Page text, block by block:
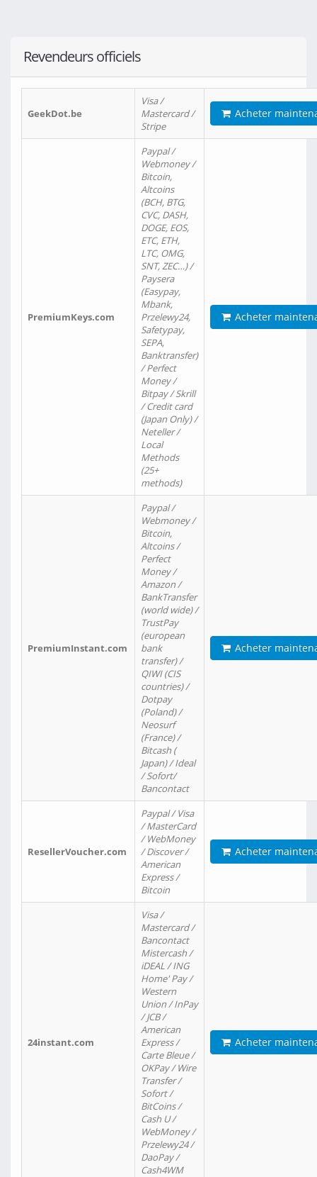
Revendeurs officiels
GeekDot.be
Visa /
Mastercard /
Stripe
Acheter
PremiumKeys.com
Paypal /
Webmoney /
Bitcoin,
Altcoins
(BCH, BTG,
CVC, DASH,
DOGE, EOS,
ETC, ETH,
LTC, OMG,
SNT, ZEC…) /
Paysera
(Easypay,
Mbank,
Przelewy24,
Safetypay,
SEPA,
Banktransfer)
/ Perfect
Money /
Bitpay / Skrill
/ Credit card
(Japan Only) /
Neteller /
Local
Methods
(25+
methods)
Acheter
PremiumInstant.com
Paypal /
Webmoney /
Bitcoin,
Altcoins /
Perfect
Money /
Amazon /
BankTransfer
(world wide) /
TrustPay
(european
bank
transfer) /
QIWI (CIS
countries) /
Dotpay
(Poland) /
Neosurf
(France) /
Bitcash (
Japan) / Ideal
/ Sofort/
Bancontact
Acheter
ResellerVoucher.com
Paypal / Visa
/ MasterCard
/ WebMoney
/ Discover /
American
Express /
Bitcoin
Acheter
24instant.com
Visa /
Mastercard /
Bancontact
Mistercash /
iDEAL / ING
Home' Pay /
Western
Union / InPay
/ JCB /
American
Express /
Carte Bleue /
OKPay / Wire
Transfer /
Sofort /
BitCoins /
Cash U /
WebMoney /
Przelewy24 /
DaoPay /
Cash4WM
Acheter